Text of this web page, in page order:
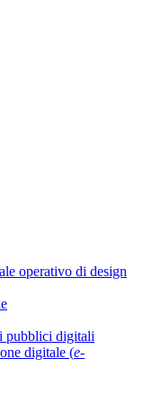
operativo di design
pubblici digitali
digitale (e-